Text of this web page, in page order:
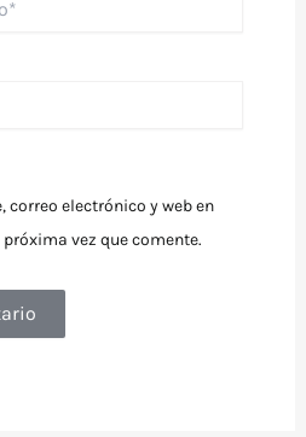
correo electrónico y web en
vez que comente.